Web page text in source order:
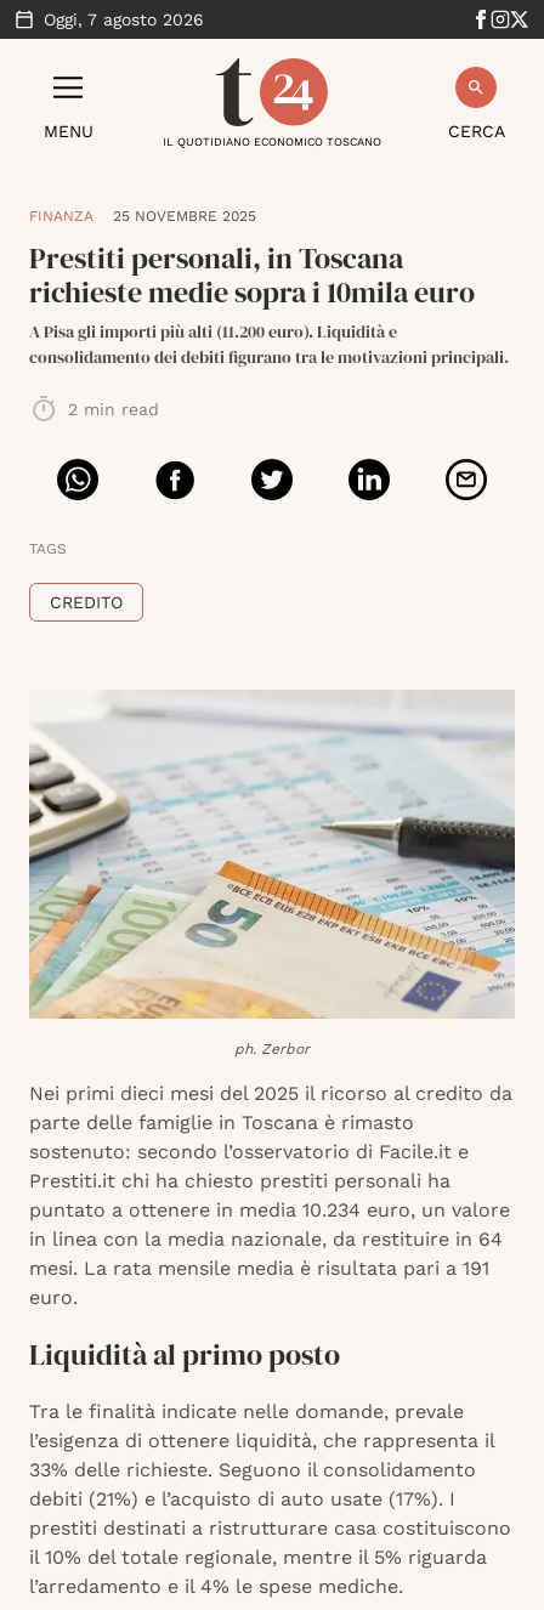
Oggi, 7 agosto 2026
MENU CERCA
IL QUOTIDIANO ECONOMICO TOSCANO
FINANZA 25 NOVEMBRE 2025
Prestiti personali, in Toscana
richieste medie sopra i 10mila euro
A Pisa gli importi più alti (11.200 euro). Liquidità e
consolidamento dei debiti figurano tra le motivazioni principali.
2 min read
TAGS
CREDITO
ph. Zerbor
Nei primi dieci mesi del 2025 il ricorso al credito da
parte delle famiglie in Toscana è rimasto
sostenuto: secondo l’osservatorio di Facile.it e
Prestiti.it chi ha chiesto prestiti personali ha
puntato a ottenere in media 10.234 euro, un valore
in linea con la media nazionale, da restituire in 64
mesi. La rata mensile media è risultata pari a 191
euro.
Liquidità al primo posto
Tra le finalità indicate nelle domande, prevale
l’esigenza di ottenere liquidità, che rappresenta il
33% delle richieste. Seguono il consolidamento
debiti (21%) e l’acquisto di auto usate (17%). I
prestiti destinati a ristrutturare casa costituiscono
il 10% del totale regionale, mentre il 5% riguarda
l’arredamento e il 4% le spese mediche.